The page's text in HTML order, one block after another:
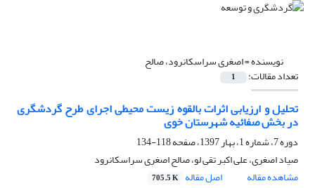
نویسنده =اصغری سراسکانرود، صالح
تعداد مقالات: 1
تحلیل و ارزیابی اثرات بالقوه زیست محیطی اجرای طرح گردشگری
در بخش صفائیه شهرستان خوی
دوره 7، شماره 1، بهار 1397، صفحه
118-134
صیاد اصغری، علی اکبر تقی لو، صالح اصغری سراسکانرود
مشاهده مقاله
اصل مقاله 705.5 K